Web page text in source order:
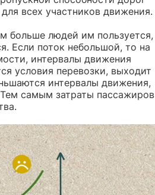
всех участников движения.
больше людей им пользуется,
Если поток небольшой, то на
интервалы движения
условия перевозки, выходит
интервалы движения,
самым затраты пассажиров